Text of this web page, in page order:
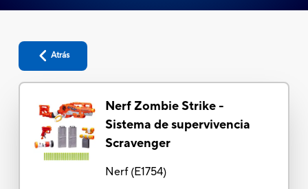
Atrás
Nerf Zombie Strike -
Sistema de supervivencia
Scravenger
Nerf(E1754)